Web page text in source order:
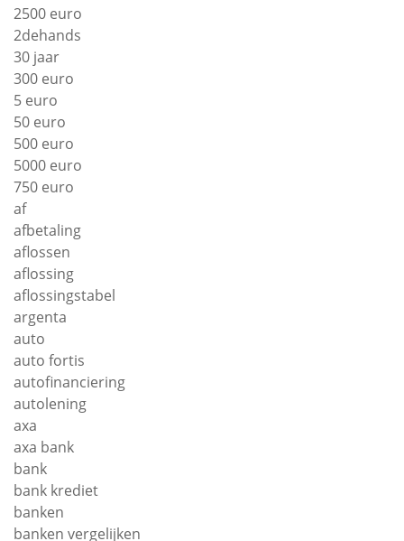
2500 euro
2dehands
30 jaar
300 euro
5 euro
50 euro
500 euro
5000 euro
750 euro
af
afbetaling
aflossen
aflossing
aflossingstabel
argenta
auto
auto fortis
autofinanciering
autolening
axa
axa bank
bank
bank krediet
banken
banken vergelijken